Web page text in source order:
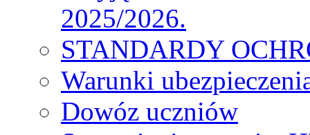
2025/2026.
STANDARDY
Warunki
Dowóz uczniów